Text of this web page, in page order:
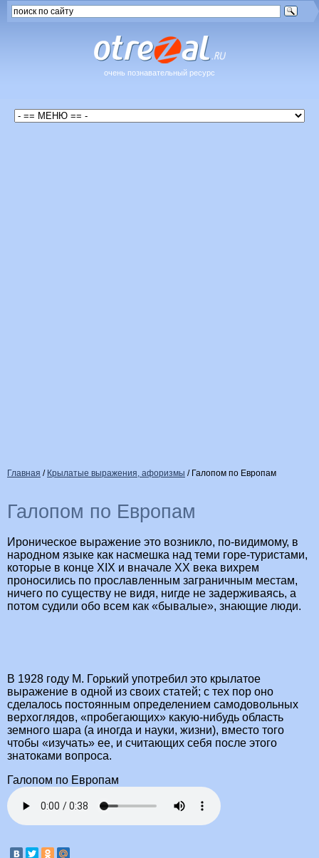
очень познавательный ресурс
Главная / Крылатые выражения, афоризмы / Галопом по Европам
Галопом по Европам
Ироническое выражение это возникло, по-видимому, в
народном языке как насмешка над теми горе-туристами,
которые в конце XIX и вначале XX века вихрем
проносились по прославленным заграничным местам,
ничего по существу не видя, нигде не задерживаясь, а
потом судили обо всем как «бывалые», знающие люди.
В 1928 году М. Горький употребил это крылатое
выражение в одной из своих статей; с тех пор оно
сделалось постоянным определением самодовольных
верхоглядов, «пробегающих» какую-нибудь область
земного шара (а иногда и науки, жизни), вместо того
чтобы «изучать» ее, и считающих себя после этого
знатоками вопроса.
Галопом по Европам